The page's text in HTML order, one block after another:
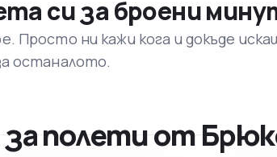
си за броени
Просто ни кажи кога и докъде
останалото.
полети от